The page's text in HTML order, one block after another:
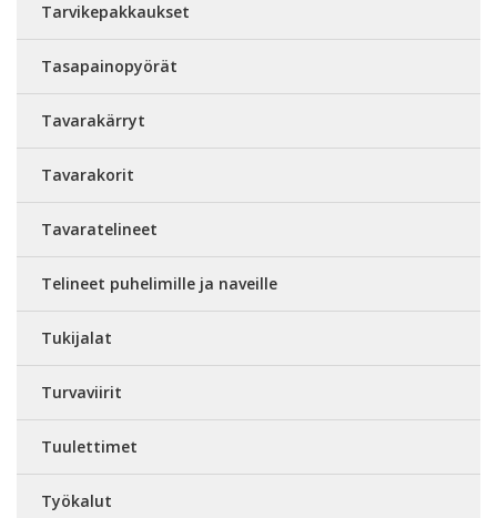
Tarvikepakkaukset
Tasapainopyörät
Tavarakärryt
Tavarakorit
Tavaratelineet
Telineet puhelimille ja naveille
Tukijalat
Turvaviirit
Tuulettimet
Työkalut